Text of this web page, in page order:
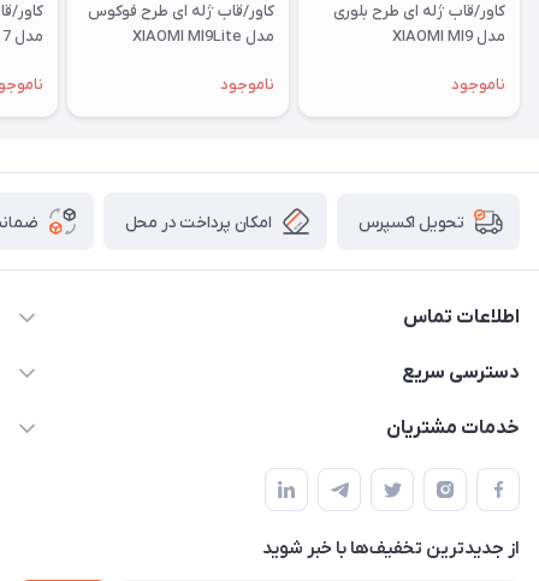
کاور/قاب ژله ای طرح بلوری
مدل XIAOMI MI9
ناموجود
کاور/قاب ژله ای طرح فوکوس
مدل XIAOMI MI9Lite
ناموجود
کاور/
مدل XIAOMI RM 7
تحویل اکسپرس امکان پرداخت در محل
اطلاعات تماس
09332394024-09120346631
دسترسی سریع
حساب کاربری
لیست محصولات
درباره ما
خدمات مشتریان
قوانین و مقررات
حریم خصوصی
راهنما
از جدید‌ترین تخفیف‌ها با‌ خبر شوید